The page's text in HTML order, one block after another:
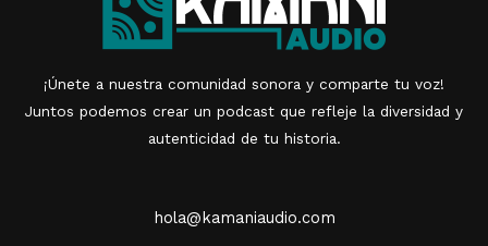
¡Únete a nuestra comunidad sonora y comparte tu voz!
Juntos podemos crear un podcast que refleje la diversidad y
autenticidad de tu historia.
hola@kamaniaudio.com